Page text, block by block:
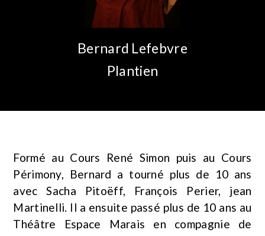
Bernard Lefebvre
Plantien
Formé au Cours René Simon puis au Cours
Périmony, Bernard a tourné plus de 10 ans
avec Sacha Pitoëff, François Perier, jean
Martinelli. Il a ensuite passé plus de 10 ans au
Théâtre Espace Marais en compagnie de